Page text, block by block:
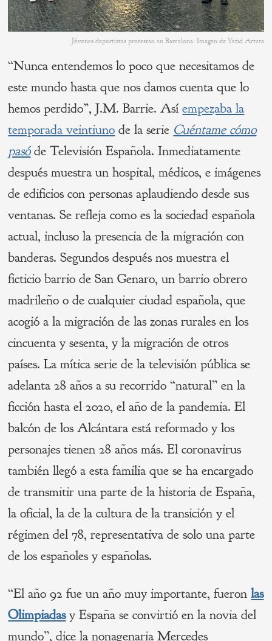
Jóvenes deportistas protestan en Barcelona. Imagen de Yezid Arteta
“Nunca entendemos lo poco que necesitamos de
este mundo hasta que nos damos cuenta que lo
hemos perdido”, J.M. Barrie. Asíempezaba la
temporada veintiuno de la serie Cuéntame cómo
pasóde Televisión Española. Inmediatamente
después muestra un hospital, médicos, e imágenes
de edificios con personas aplaudiendo desde sus
ventanas. Se refleja como es la sociedad española
actual, incluso la presencia de la migración con
banderas. Segundos después nos muestra el
ficticio barrio de San Genaro, un barrio obrero
madrileño o de cualquier ciudad española, que
acogió a la migración de las zonas rurales en los
cincuenta y sesenta, y la migración de otros
países. La mítica serie de la televisión pública se
adelanta 28 años a su recorrido “natural” en la
ficción hasta el 2020, el año de la pandemia. El
balcón de los Alcántara está reformado y los
personajes tienen 28 años más. El coronavirus
también llegó a esta familia que se ha encargado
de transmitir una parte de la historia de España,
la oficial, la de la cultura de la transición y el
régimen del 78, representativa de solo una parte
de los españoles y españolas.
“El año 92 fue un año muy importante, fueronlas
Olimpiadasy España se convirtió en la novia del
mundo”, dice la nonagenaria Mercedes